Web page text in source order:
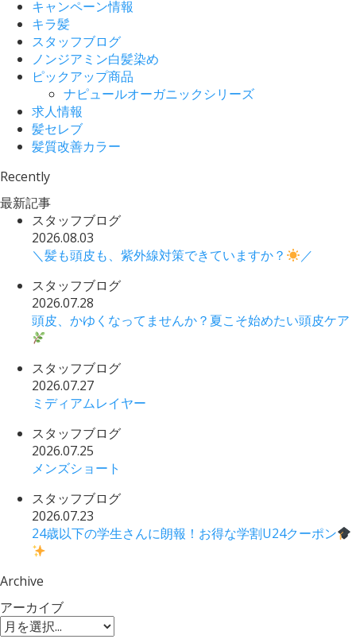
キャンペーン情報
キラ髪
スタッフブログ
ノンジアミン白髪染め
ピックアップ商品
ナピュールオーガニックシリーズ
求人情報
髪セレブ
髪質改善カラー
Recently
最新記事
スタッフブログ
2026.08.03
＼髪も頭皮も、紫外線対策できていますか？
／
スタッフブログ
2026.07.28
頭皮、かゆくなってませんか？夏こそ始めたい頭皮ケア
スタッフブログ
2026.07.27
ミディアムレイヤー
スタッフブログ
2026.07.25
メンズショート
スタッフブログ
2026.07.23
24歳以下の学生さんに朗報！お得な学割U24クーポン
Archive
アーカイブ